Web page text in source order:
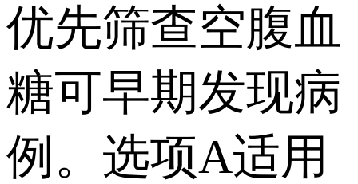
优先筛查空腹血
糖可早期发现病
例。选项A适用